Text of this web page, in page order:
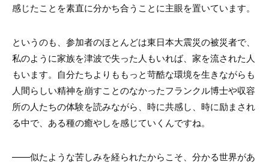
感じたことを素直に分かち合うことに主眼を置いています。
というのも、参加者のほとんどは東日本大震災の被災者で、
私のように家族を津波で失った人もいれば、家を流された人
もいます。自分たちよりももっと苛酷な環境を生きながらも
人間らしい精神を崩すことのなかったフランクル博士や収容
所の人たちの体験を読みながら、時に共感し、時に励まされ
る中で、ある種の癒やしを感じていくんですね。
――似たような苦しみを経られたからこそ、分かる世界があ